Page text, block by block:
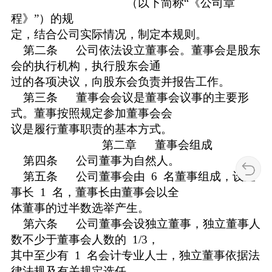
（以下简称“《公司章
程》”）的规
定，结合公司实际情况，制定本规则。
第二条 公司依法设立董事会。董事会是股东
会的执行机构，执行股东会通
过的各项决议，向股东会负责并报告工作。
第三条 董事会会议是董事会议事的主要形
式。董事按照规定参加董事会会
议是履行董事职责的基本方式。
第二章 董事会组成
第四条 公司董事为自然人。
第五条 公司董事会由 6 名董事组成，设董
事长 1 名，董事长由董事会以全
体董事的过半数选举产生。
第六条 公司董事会设独立董事，独立董事人
数不少于董事会人数的 1/3，
其中至少有 1 名会计专业人士，独立董事依据法